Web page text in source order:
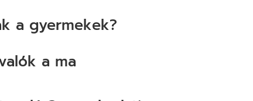
a gyermekek?
a ma